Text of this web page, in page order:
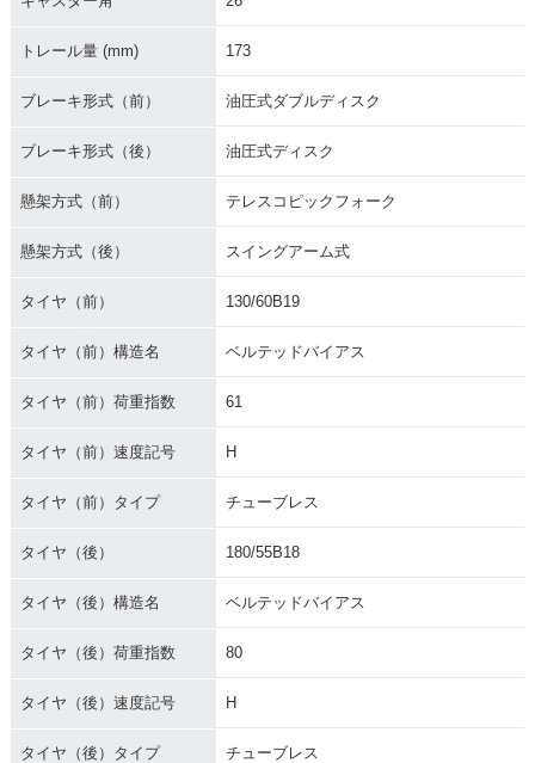
トレール量 (mm) 173
ブレーキ形式（前） 油圧式ダブルディスク
ブレーキ形式（後） 油圧式ディスク
懸架方式（前） テレスコピックフォーク
懸架方式（後） スイングアーム式
タイヤ（前） 130/60B19
タイヤ（前）構造名 ベルテッドバイアス
タイヤ（前）荷重指数 61
タイヤ（前）速度記号 H
タイヤ（前）タイプ チューブレス
タイヤ（後） 180/55B18
タイヤ（後）構造名 ベルテッドバイアス
タイヤ（後）荷重指数 80
タイヤ（後）速度記号 H
タイヤ（後）タイプ チューブレス